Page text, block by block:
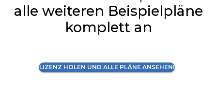
alle weiteren Beispielpläne
komplett an
LIZENZ HOLEN UND ALLE PLÄNE ANSEHEN!